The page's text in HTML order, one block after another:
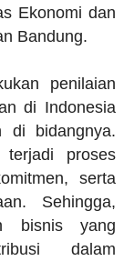
Ekonomi dan
Bandung.
penilaian
di Indonesia
di bidangnya.
terjadi proses
serta
Sehingga,
bisnis yang
dalam